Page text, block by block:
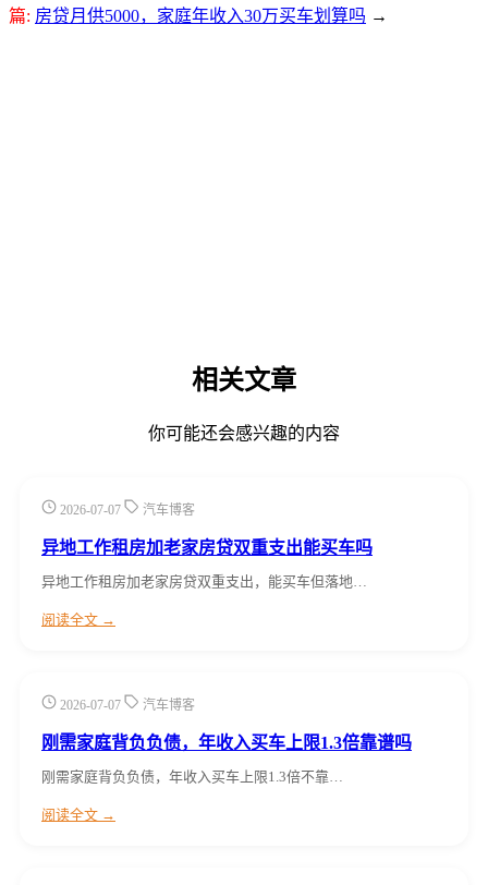
篇: 房贷月供5000，家庭年收入30万买车划算吗 →
相关文章
你可能还会感兴趣的内容
2026-07-07 汽车博客
异地工作租房加老家房贷双重支出能买车吗
异地工作租房加老家房贷双重支出，能买车但落地…
阅读全文 →
2026-07-07 汽车博客
刚需家庭背负负债，年收入买车上限1.3倍靠谱吗
刚需家庭背负负债，年收入买车上限1.3倍不靠…
阅读全文 →